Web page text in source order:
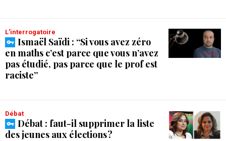
L'interrogatoire
Ismaël Saïdi : “Si vous avez zéro
en maths c’est parce que vous n’avez
pas étudié, pas parce que le prof est
raciste”
débat
Débat : faut-il supprimer la liste
des jeunes aux élections ?